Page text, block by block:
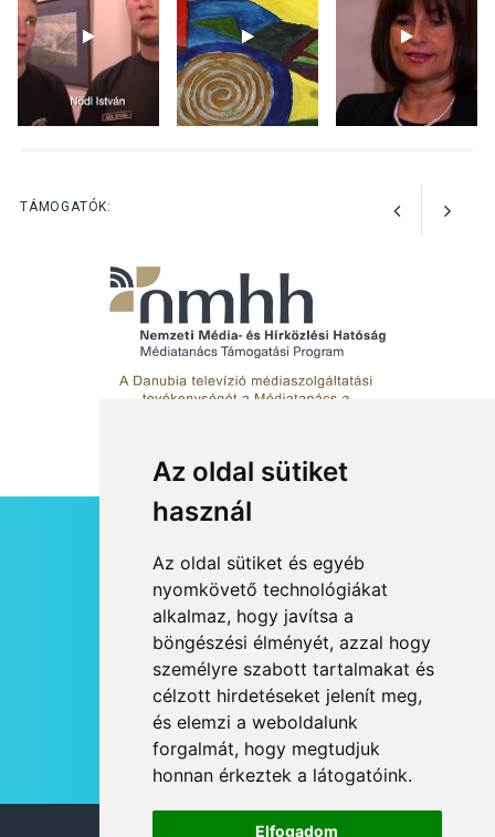
Az oldal sütiket
használ
Az oldal sütiket és egyéb
nyomkövető technológiákat
alkalmaz, hogy javítsa a
böngészési élményét, azzal hogy
személyre szabott tartalmakat és
célzott hirdetéseket jelenít meg,
és elemzi a weboldalunk
forgalmát, hogy megtudjuk
honnan érkeztek a látogatóink.
Elfogadom
Szentendrén
KÖZÉLET 2026 AUG 05
TÁMOGATÓK:
RSS
JOGI NYILATKOZAT
KAPCSOLAT
OLDALTÉRKÉP
IMPRESSZUM
HÍR BEKÜLDÉSE